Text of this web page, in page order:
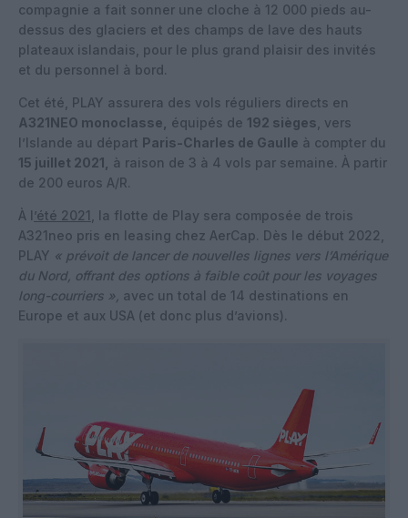
compagnie a fait sonner une cloche à 12 000 pieds au-
dessus des glaciers et des champs de lave des hauts
plateaux islandais, pour le plus grand plaisir des invités
et du personnel à bord.
Cet été, PLAY assurera des vols réguliers directs en
A321NEO monoclasse,
équipés de 192 sièges , vers
l’Islande au départ Paris-Charles de Gaulle à compter du
15 juillet 2021,
à raison de 3 à 4 vols par semaine. À partir
de 200 euros A/R.
À l’été 2021
, la flotte de Play sera composée de trois
A321neo pris en leasing chez AerCap. Dès le début 2022,
PLAY « prévoit de lancer de nouvelles lignes vers l’Amérique
du Nord, offrant des options à faible coût pour les voyages
long-courriers », avec un total de 14 destinations en
Europe et aux USA (et donc plus d’avions).